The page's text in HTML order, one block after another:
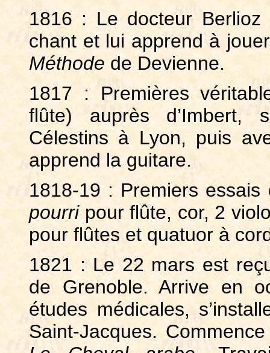
1816 : Le docteur
chant et lui apprend à
Méthode de Devienne.
1817 : Premières
flûte) auprès d’Imbert,
Célestins à Lyon, puis
apprend la guitare.
1818-19 : Premiers
pourri pour flûte, cor, 2
pour flûtes et quatuor à
1821 : Le 22 mars est
de Grenoble. Arrive en
études médicales,
Saint-Jacques.